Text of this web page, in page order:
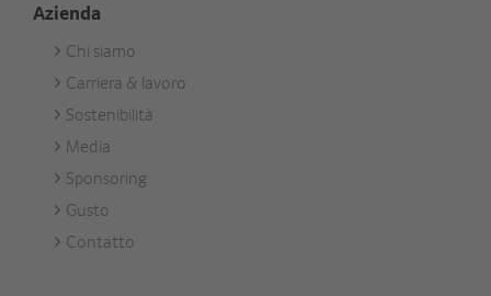
Azienda
Footer
Unternehmen
Chi siamo
Carriera & lavoro
Sostenibilità
Media
Sponsoring
Gusto
Contatto